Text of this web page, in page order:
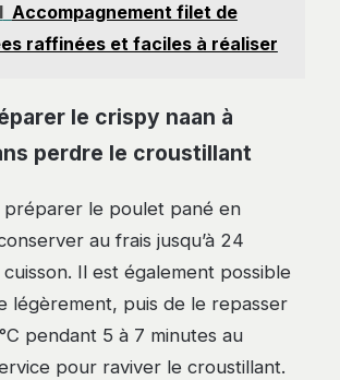
Accompagnement filet de
raffinées et faciles à réaliser
le crispy naan à
perdre le croustillant
préparer le poulet pané en
au frais jusqu’à 24
Il est également possible
légèrement, puis de le repasser
pendant 5 à 7 minutes au
pour raviver le croustillant.